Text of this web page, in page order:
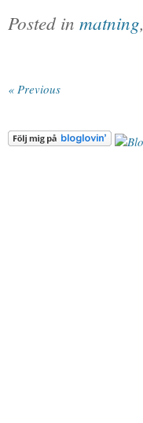
Posted in matning,
« Previous